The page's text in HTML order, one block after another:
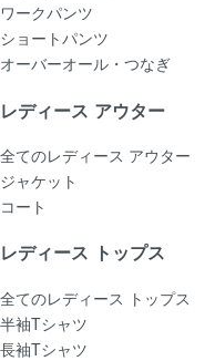
ワークパンツ
ショートパンツ
オーバーオール・つなぎ
レディース アウター
全てのレディース アウター
ジャケット
コート
レディース トップス
全てのレディース トップス
半袖Tシャツ
長袖Tシャツ